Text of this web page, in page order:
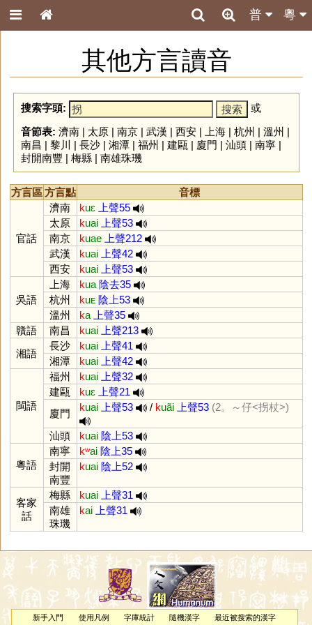
粵
普
其他方言讀音
搜索字頭:
或
音節表: 濟南| 太原| 南京| 武漢 | 西安| 上海| 杭州 | 溫州 |
南昌 | 黎川 | 長沙| 湘潭| 福州 | 建甌 | 廈門 | 汕頭| 南寧|
封開南豐 | 梅縣| 南雄珠璣
方言區方言點 音標
官話
濟南 kuɛ
上聲55
太原
kuai
上聲53
南京
kuae
上聲212
武漢
kuai
上聲42
西安
kuai 上聲53
吳語
上海 kua 陰去35
杭州
kuᴇ 陰上53
溫州
ka
上聲35
贛語
南昌 kuai
上聲213
湘語
長沙 kuai
上聲41
湘潭
kuai 上聲42
閩語
福州 kuai
上聲32
建甌
kuɛ
上聲21
廈門
kuai 上聲53 / kuãi 上聲53 (2。～仔<拐杖>)
汕頭 kuai 陰上53
粵語
南寧 kʷai 陰上35
封開
南豐
kuai 陰上52
客家
話
梅縣 kuai
上聲31
南雄
珠璣
kai 上聲31
新手入門 使用凡例 字庫統計 隨機漢字 最近被搜索的漢字